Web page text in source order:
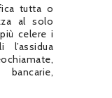
tutta o
al solo
celere i